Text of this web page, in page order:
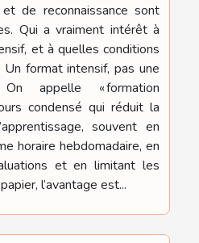
de reconnaissance sont
Qui a vraiment intérêt à
et à quelles conditions
format intensif, pas une
appelle « formation
condensé qui réduit la
souvent en
horaire hebdomadaire, en
et en limitant les
l’avantage est...